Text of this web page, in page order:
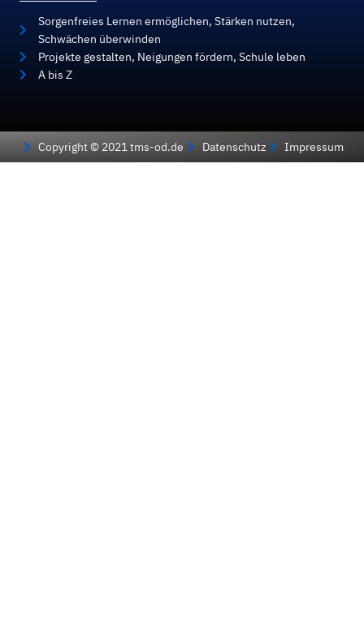
Sorgenfreies Lernen ermöglichen, Stärken nutzen,
Schwächen überwinden
Projekte gestalten, Neigungen fördern, Schule leben
A bis Z
Copyright © 2021 tms-od.de Datenschutz Impressum